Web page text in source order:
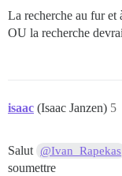
La recherche au fur et
OU la recherche
isaac (Isaac Janzen) 5
Salut @Ivan_Rapekas
soumettre